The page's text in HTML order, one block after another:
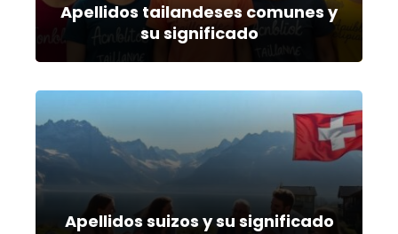
Apellidos tailandeses comunes y
su significado
Apellidos suizos y su significado